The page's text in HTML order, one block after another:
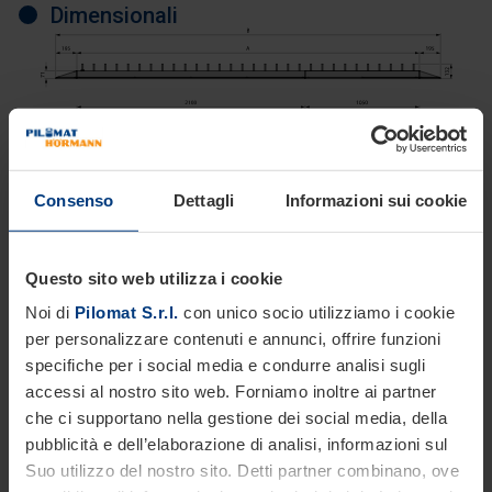
Consenso Dettagli Informazioni sui cookie
Questo sito web utilizza i cookie
Noi di Pilomat S.r.l. con unico socio utilizziamo i cookie
per personalizzare contenuti e annunci, offrire funzioni
specifiche per i social media e condurre analisi sugli
accessi al nostro sito web. Forniamo inoltre ai partner
che ci supportano nella gestione dei social media, della
pubblicità e dell’elaborazione di analisi, informazioni sul
Suo utilizzo del nostro sito. Detti partner combinano, ove
Dimensionali
Finiture disponibili